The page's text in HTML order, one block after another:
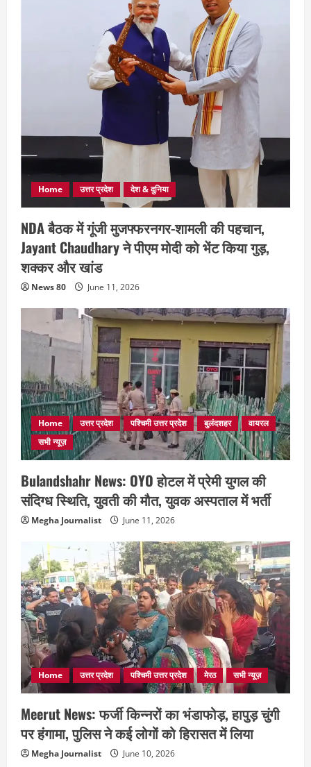
Home उत्तर प्रदेश देश & दुनिया
NDA बैठक में गूंजी मुजफ्फरनगर-शामली की पहचान,
Jayant Chaudhary ने पीएम मोदी को भेंट किया गुड़,
शक्कर और खांड
News 80 June 11, 2026
Home उत्तर प्रदेश पश्चिमी उत्तर प्रदेश बुलंदशहर
वायरल
सभी न्यूज़
Bulandshahr News: OYO होटल में प्रेमी युगल की
संदिग्ध स्थिति, युवती की मौत, युवक अस्पताल में भर्ती
Megha Journalist June 11, 2026
Home उत्तर प्रदेश पश्चिमी उत्तर प्रदेश मेरठ सभी न्यूज़
Meerut News: फर्जी किन्नरों का भंडाफोड़, हापुड़ चुंगी
पर हंगामा, पुलिस ने कई लोगों को हिरासत में लिया
Megha Journalist June 10, 2026